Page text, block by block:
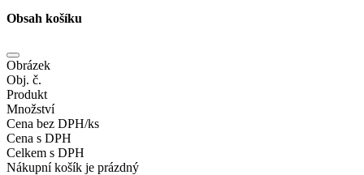
Obsah košíku
Obrázek
Obj. č.
Produkt
Množství
Cena bez DPH/ks
Cena s DPH
Celkem s DPH
Nákupní košík je prázdný